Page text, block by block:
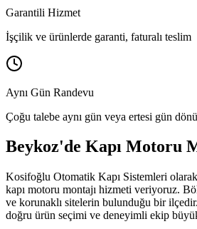
Garantili Hizmet
İşçilik ve ürünlerde garanti, faturalı teslim
Aynı Gün Randevu
Çoğu talebe aynı gün veya ertesi gün
Beykoz'de Kapı Motoru
Kosifoğlu Otomatik Kapı Sistemleri olarak
kapı motoru montajı hizmeti veriyoruz.
ve korunaklı sitelerin bulunduğu bir ilçedir.
doğru ürün seçimi ve deneyimli ekip